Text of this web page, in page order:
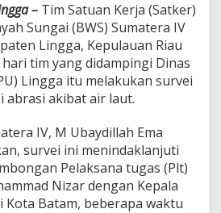
S
u
r
v
e
i
T
g
L
o
k
a
– Tim Satuan Kerja (Satker)
Sungai (BWS) Sumatera IV
Lingga, Kepulauan Riau
hari tim yang didampingi Dinas
Lingga itu melakukan survei
abrasi akibat air laut.
IV, M Ubaydillah Ema
survei ini menindaklanjuti
Pelaksana tugas (Plt)
Nizar dengan Kepala
Kota Batam, beberapa waktu